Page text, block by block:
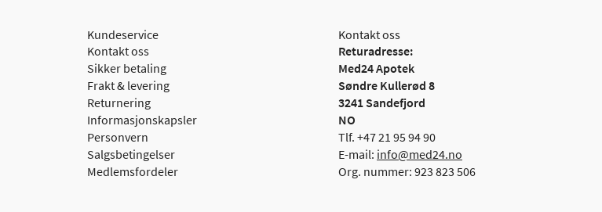
Kundeservice
Kontakt oss
Sikker betaling
Frakt & levering
Returnering
Informasjonskapsler
Personvern
Salgsbetingelser
Medlemsfordeler
Kontakt oss
Returadresse:
Med24 Apotek
Søndre Kullerød 8
3241 Sandefjord
NO
Tlf. +47 21 95 94 90
E-mail: info@med24.no
Org. nummer: 923 823 506